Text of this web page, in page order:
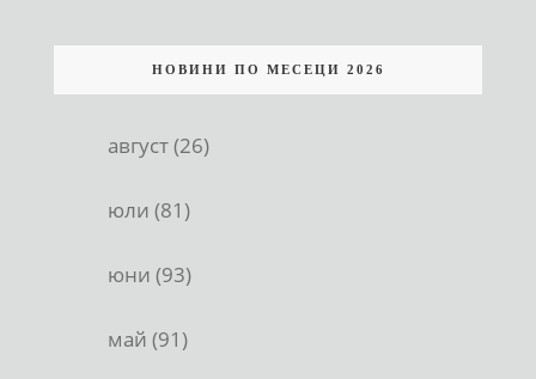
НОВИНИ ПО МЕСЕЦИ 2026
август (26)
юли (81)
юни (93)
май (91)